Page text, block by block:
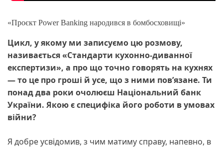
«Проєкт Power Banking народився в бомбосховищі»
Цикл, у якому ми записуємо цю розмову,
називається «Стандарти кухонно-диванної
експертизи», а про що точно говорять на кухнях
— то це про гроші й усе, що з ними пов’язане. Ти
понад два роки очолюєш Національний банк
України. Якою є специфіка його роботи в умовах
війни?
Я добре усвідомив, з чим матиму справу, напевно, в